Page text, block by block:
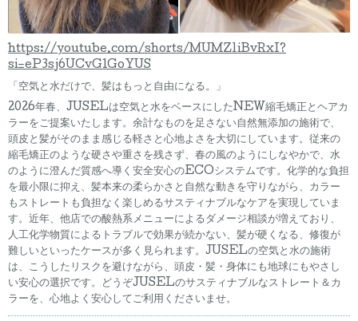
https://youtube.com/shorts/MUMZ1iBvRxI?
si=eP3sj6UCvGlGoYUS
「空気と水だけで、髪はもっと自由になる。」
2026年春、JUSELは空気と水をベースにしたNEW縮毛矯正とヘアカ
ラーをご提案いたします。余計なものを足さない自然無添加の施術で、
頭皮と髪がそのまま感じる軽さと心地よさを大切にしています。従来の
縮毛矯正のような硬さや重さを残さず、春の風のようにしなやかで、水
のように澄んだ質感へ導く安全安心のECOシステムです。化学的な負担
を最小限に抑え、髪本来の柔らかさと自然な動きを守りながら、カラー
もストレートも負担なく楽しめるサスティナブルなケアを実現していま
す。近年、他店での酸熱系メニューによるダメージ相談が増えており、
人工化学物質によるトラブルで効果が続かない、髪が硬くなる、修復が
難しいといったケースが多く見られます。JUSELの空気と水の施術
は、こうしたリスクを避けながら、頭皮・髪・身体にも地球にもやさし
い安心の選択です。どうぞJUSELのサスティナブルなストレート＆カ
ラーを、心地よく安心してご利用くださいませ。